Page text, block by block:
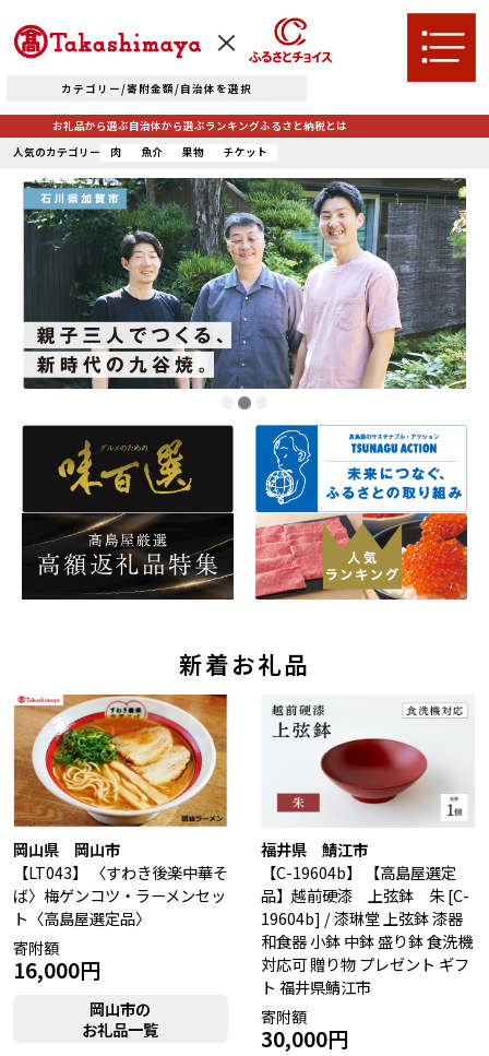
カテゴリー/寄附金額/自治体を選択
TOPへ
お礼品から選ぶ
肉 米・パン
果物類 エビ・カニ等
魚貝類
野菜類
卵（鶏、
烏骨鶏等）
お酒
飲料類 菓子
加工品等 麺類
旅行
雑貨・日用品
ファッション
工芸品・
装飾品
自治体から選ぶ
北海道エリア
札幌市（北海道）
千歳市（北海道）
石狩市（北海道）
小樽市（北海道）
東川町（北海道）枝幸町（北海道）
白老町（北海道）
別海町（北海道）
東北エリア
塩竈市（宮城県）
関東エリア
世田谷区（東京都） 横浜市（神奈川県）
小田原市（神奈川県）
三浦市（神奈川県）
中部エリア
新発田市（新潟県）南魚沼市（新潟県）
輪島市（石川県）加賀市（石川県）
鯖江市（福井県）
若狭町（福井県）
岐阜県（岐阜県）
高山市（岐阜県）
関市（岐阜県）
中津川市（岐阜県）
美濃加茂市（岐阜県）
郡上市（岐阜県）
浜松市（静岡県）
ランキング
ふるさと納税とは
お礼品から選ぶ自治体から選ぶランキングふるさと納税とは
人気のカテゴリー
肉 魚介 果物 チケット
新着お礼品
岡山県 岡山市
【LT043】
〈すわき後楽中華そ
ば〉梅ゲンコツ・ラーメンセッ
ト〈高島屋選定品〉
寄附額
16,000円
岡山市の
お礼品一覧
福井県 鯖江市
【C-19604b】
【高島屋選定
品】越前硬漆 上弦鉢 朱 [C-
19604b] / 漆琳堂 上弦鉢 漆器
和食器 小鉢 中鉢 盛り鉢 食洗機
対応可 贈り物 プレゼント ギフ
ト 福井県鯖江市
寄附額
30,000円